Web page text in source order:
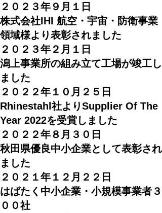
２０２３年９月１日
株式会社IHI 航空・宇宙・防衛事業
領域様より表彰されました
２０２３年２月１日
潟上事業所の組み立て工場が竣工し
ました
２０２２年１０月２５日
Rhinestahl社よりSupplier Of The
Year 2022を受賞しました
２０２２年８月３０日
秋田県優良中小企業として表彰され
ました
２０２１年１２月２２日
はばたく中小企業・小規模事業者３
００社